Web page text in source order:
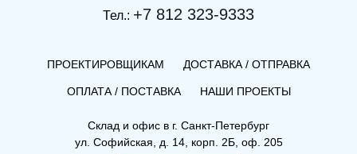
Тел.: +7 812 323-9333
ПРОЕКТИРОВЩИКАМ ДОСТАВКА / ОТПРАВКА
ОПЛАТА / ПОСТАВКА НАШИ ПРОЕКТЫ
Склад и офис в г. Санкт-Петербург
ул. Софийская, д. 14, корп. 2Б, оф. 205